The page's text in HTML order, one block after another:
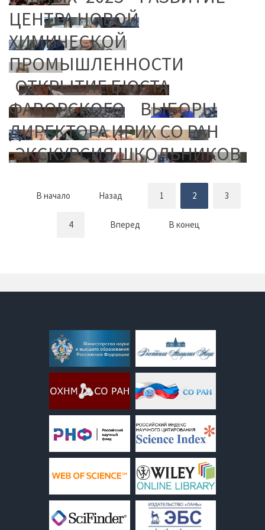
ЦЕНТРА НОВОЙ
ХИМИЧЕСКОЙ
ПРОМЫШЛЕННОСТИ
ОТКРЫТИЕ БЮСТА
ФАВОРСКОГО
ВЫБОРЫ
ДИРЕКТОРА ИРИХ СО РАН
ЭКСКУРСИЯ ШКОЛЬНИКОВ
В начало Назад 1 2 3
4 Вперед В конец